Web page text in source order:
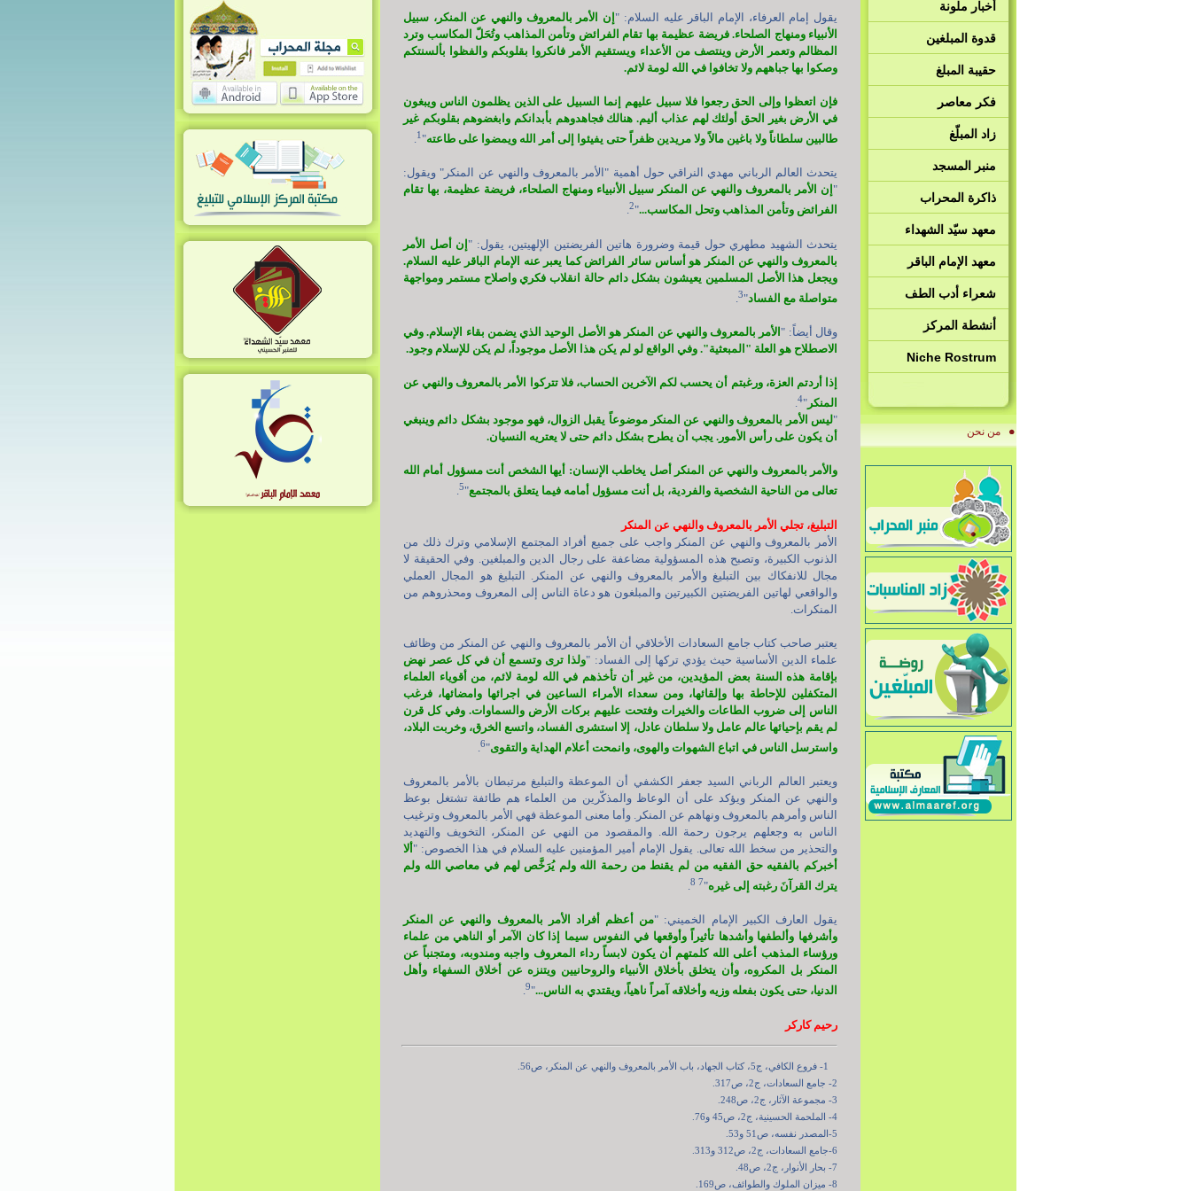
أخبار ملونة
قدوة المبلغين
حقيبة المبلغ
فكر معاصر
زاد المبلّغ
منبر المسجد
ذاكرة المحراب
معهد سيّد الشهداء
معهد الإمام الباقر
شعراء أدب الطف
أنشطة المركز
Niche Rostrum
من نحن
يقول إمام العرفاء، الإمام الباقر عليه السلام: " إن الأمر بالمعروف والنهي عن المنكر، سبيل
الأنبياء ومنهاج الصلحاء. فريضة عظيمة بها تقام الفرائض وتأمن المذاهب وتُحَلّ المكاسب وترد
المظالم وتعمر الأرض وينتصف من الأعداء ويستقيم الأمر فانكروا بقلوبكم والفظوا بألسنتكم
وصكوا بها جباههم ولا تخافوا في الله لومة لائم.
فإن اتعظوا وإلى الحق رجعوا فلا سبيل عليهم إنما السبيل على الذين يظلمون الناس ويبغون
في الأرض بغير الحق أولئك لهم عذاب أليم. هنالك فجاهدوهم بأبدانكم وابغضوهم بقلوبكم غير
طالبين سلطاناً ولا باغين مالاً ولا مريدين ظفراً حتى يفيئوا إلى أمر الله ويمضوا على طاعته"
1
.
يتحدث العالم الرباني مهدي النراقي حول أهمية "الأمر بالمعروف والنهي عن المنكر" ويقول:
" إن الأمر بالمعروف والنهي عن المنكر سبيل الأنبياء ومنهاج الصلحاء، فريضة عظيمة، بها تقام
الفرائض وتأمن المذاهب وتحل المكاسب..."
2
.
يتحدث الشهيد مطهري حول قيمة وضرورة هاتين الفريضتين الإلهيتين، يقول: "إن أصل الأمر
بالمعروف والنهي عن المنكر هو أساس سائر الفرائض كما يعبر عنه الإمام الباقر عليه السلام.
ويجعل هذا الأصل المسلمين يعيشون بشكل دائم حالة انقلاب فكري واصلاح مستمر ومواجهة
متواصلة مع الفساد"
3
وقال أيضاً: " الأمر بالمعروف والنهي عن المنكر هو الأصل الوحيد الذي يضمن بقاء الإسلام. وفي
الاصطلاح هو العلة "المبعثية". وفي الواقع لو لم يكن هذا الأصل موجوداً، لم يكن للإسلام وجود.
إذا أردتم العزة، ورغبتم أن يحسب لكم الآخرين الحساب، فلا تتركوا الأمر بالمعروف والنهي عن
المنكر "
4
.
"ليس الأمر بالمعروف والنهي عن المنكر موضوعاً يقبل الزوال، فهو موجود بشكل دائم وينبغي
أن يكون على رأس الأمور. يجب أن يطرح بشكل دائم حتى لا يعتريه النسيان.
والأمر بالمعروف والنهي عن المنكر أصل يخاطب الإنسان: أيها الشخص أنت مسؤول أمام الله
تعالى من الناحية الشخصية والفردية، بل أنت مسؤول أمامه فيما يتعلق بالمجتمع"
5
.
التبليغ، تجلي الأمر بالمعروف والنهي عن المنكر
الأمر بالمعروف والنهي عن المنكر واجب على جميع أفراد المجتمع الإسلامي وترك ذلك من
الذنوب الكبيرة، وتصبح هذه المسؤولية مضاعفة على رجال الدين والمبلغين. وفي الحقيقة لا
مجال للانفكاك بين التبليغ والأمر بالمعروف والنهي عن المنكر. التبليغ هو المجال العملي
والواقعي لهاتين الفريضتين الكبيرتين والمبلغون هو دعاة الناس إلى المعروف ومحذروهم من
المنكرات.
يعتبر صاحب كتاب جامع السعادات الأخلاقي أن الأمر بالمعروف والنهي عن المنكر من وظائف
علماء الدين الأساسية حيث يؤدي تركها إلى الفساد: "ولذا ترى وتسمع أن في كل عصر نهض
بإقامة هذه السنة بعض المؤيدين، من غير أن تأخذهم في الله لومة لائم، من أقوياء العلماء
المتكفلين للإحاطة بها وإلقائها، ومن سعداء الأمراء الساعين في اجرائها وامضائها، فرغب
الناس إلى ضروب الطاعات والخيرات وفتحت عليهم بركات الأرض والسماوات. وفي كل قرن
لم يقم بإحيائها عالم عامل ولا سلطان عادل، إلا استشرى الفساد، واتسع الخرق، وخربت البلاد،
واسترسل الناس في اتباع الشهوات والهوى، وانمحت أعلام الهداية والتقوى"
6
ويعتبر العالم الرباني السيد جعفر الكشفي أن الموعظة والتبليغ مرتبطان بالأمر بالمعروف
والنهي عن المنكر ويؤكد على أن الوعاظ والمذكّرين من العلماء هم طائفة تشتغل بوعظ
الناس وأمرهم بالمعروف ونهاهم عن المنكر. وأما معنى الموعظة فهي الأمر بالمعروف وترغيب
الناس به وجعلهم يرجون رحمة الله. والمقصود من النهي عن المنكر، التخويف والتهديد
والتحذير من سخط الله تعالى. يقول الإمام أمير المؤمنين عليه السلام في هذا الخصوص: " ألا
أخبركم بالفقيه حق الفقيه من لم يقنط من رحمة الله ولم يُرَخَّص لهم في معاصي الله ولم
يترك القرآنَ رغبته إلى غيره"
7
8
.
يقول العارف الكبير الإمام الخميني: "من أعظم أفراد الأمر بالمعروف والنهي عن المنكر
وأشرفها وألطفها وأشدها تأثيراً وأوقعها في النفوس سيما إذا كان الآمر أو الناهي من علماء
ورؤساء المذهب أعلى الله كلمتهم أن يكون لابساً رداء المعروف واجبه ومندوبه، ومتجنباً عن
المنكر بل المكروه، وأن يتخلق بأخلاق الأنبياء والروحانيين ويتنزه عن أخلاق السفهاء وأهل
الدنيا، حتى يكون بفعله وزيه وأخلاقه آمراً ناهياً، ويقتدي به الناس..."
9
.
رحيم كاركر
1- فروع الكافي، ج5، كتاب الجهاد، باب الأمر بالمعروف والنهي عن المنكر، ص56.
2- جامع السعادات، ج2، ص317.
3- مجموعة الآثار، ج2، ص248.
4- الملحمة الحسينية، ج2، ص45 و76.
5-المصدر نفسه، ص51 و53.
6-جامع السعادات، ج2، ص312 و313.
7- بحار الأنوار، ج2، ص48.
8- ميزان الملوك والطوائف، ص169.